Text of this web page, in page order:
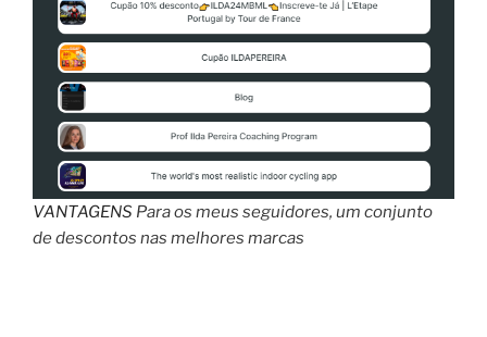
VANTAGENS Para os meus seguidores, um conjunto
de descontos nas melhores marcas